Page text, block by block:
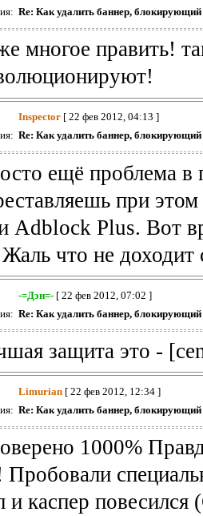
Re: Как удалить баннер,
многое править!
Inspector[ 22 фев 2012, 04:13 ]
Re: Как удалить баннер,
ещё проблема в
при
Adblock Plus. Вот
что не доходит
-=Дэн=-[ 22 фев 2012, 07:02 ]
Re: Как удалить баннер,
защита это -
Limurian[ 22 фев 2012, 12:34 ]
Re: Как удалить баннер,
1000%
Пробовали
и каспер повесился